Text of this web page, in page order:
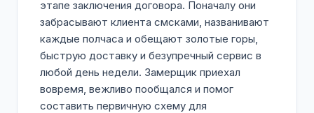
этапе заключения договора. Поначалу они
забрасывают клиента смсками, названивают
каждые полчаса и обещают золотые горы,
быструю доставку и безупречный сервис в
любой день недели. Замерщик приехал
вовремя, вежливо пообщался и помог
составить первичную схему для